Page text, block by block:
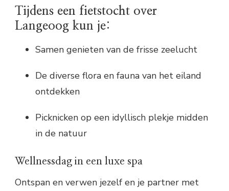
Tijdens een fietstocht over
Langeoog kun je:
Samen genieten van de frisse zeelucht
De diverse flora en fauna van het eiland
ontdekken
Picknicken op een idyllisch plekje midden
in de natuur
Wellnessdag in een luxe spa
Ontspan en verwen jezelf en je partner met